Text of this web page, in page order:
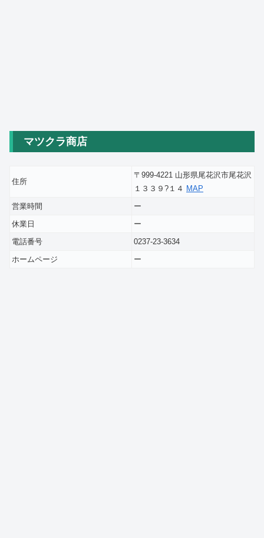
マツクラ商店
住所
〒999-4221 山形県尾花沢市尾花沢
１３３９?１４ MAP
営業時間
ー
休業日
ー
電話番号
0237-23-3634
ホームページ
ー